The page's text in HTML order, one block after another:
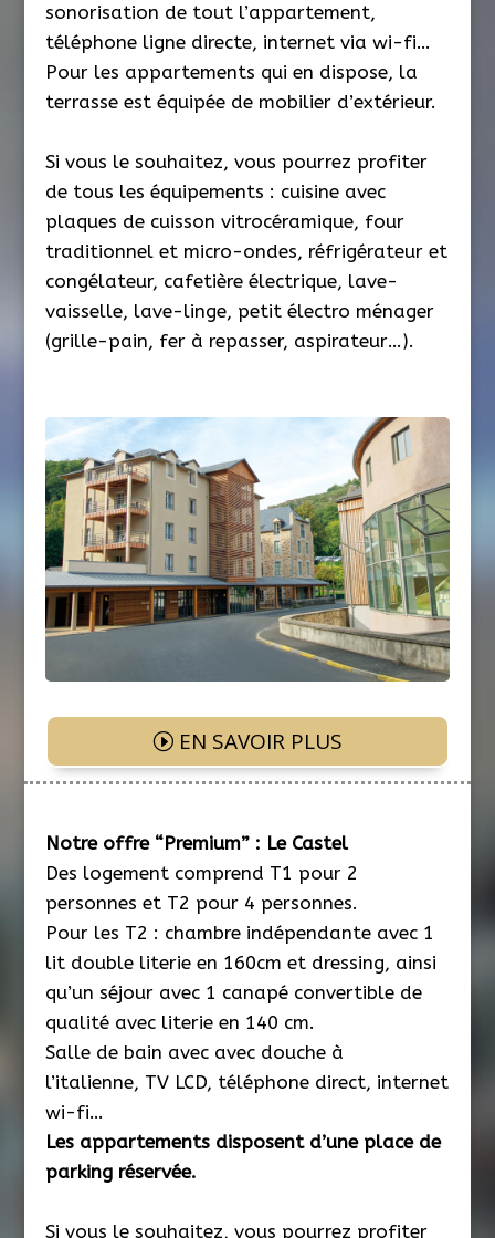
sonorisation de tout l’appartement,
téléphone ligne directe, internet via wi-fi…
Pour les appartements qui en dispose, la
terrasse est équipée de mobilier d’extérieur.
Si vous le souhaitez, vous pourrez profiter
de tous les équipements : cuisine avec
plaques de cuisson vitrocéramique, four
traditionnel et micro-ondes, réfrigérateur et
congélateur, cafetière électrique, lave-
vaisselle, lave-linge, petit électro ménager
(grille-pain, fer à repasser, aspirateur…).
EN SAVOIR PLUS
Notre offre “Premium” : Le Castel
Des logement comprend T1 pour 2
personnes et T2 pour 4 personnes.
Pour les T2 : chambre indépendante avec 1
lit double literie en 160cm et dressing, ainsi
qu’un séjour avec 1 canapé convertible de
qualité avec literie en 140 cm.
Salle de bain avec avec douche à
l’italienne, TV LCD, téléphone direct, internet
wi-fi…
Les appartements disposent d’une place de
parking réservée.
Si vous le souhaitez, vous pourrez profiter